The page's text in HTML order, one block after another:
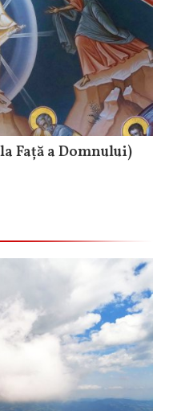
Față a Domnului)